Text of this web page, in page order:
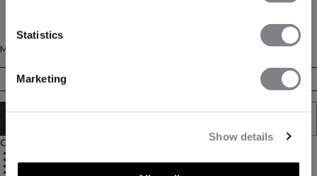
Statistics
Marketing
Show details
Maat
35/38 42/44
Omschrijving
Ademend
Rekbare pasvorm